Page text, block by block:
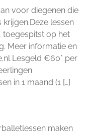
voor diegenen die
lessen
toegespitst op het
Meer informatie en
Lesgeld €60* per
in 1 maand (1 […]
maken